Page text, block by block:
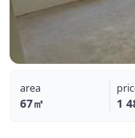
area
67㎡ 1